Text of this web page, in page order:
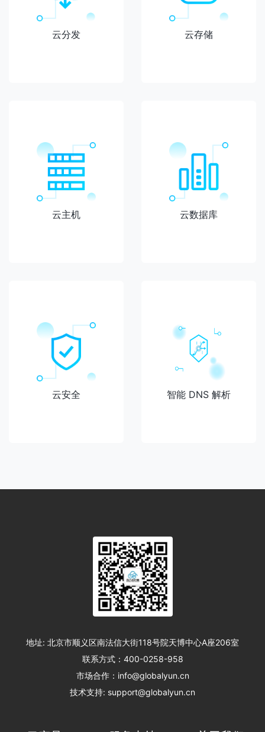
云分发 云存储
云主机 云数据库
云安全 智能 DNS 解析
地址: 北京市顺义区南法信大街118号院天博中心A座206室
联系方式：400-0258-958
市场合作：info@globalyun.cn
技术支持: support@globalyun.cn